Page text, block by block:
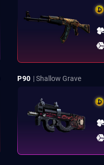
P90 | Shallow Grave